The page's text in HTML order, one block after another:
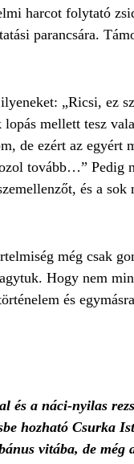
harcot folytató
parancsára.
„Ricsi, ez
mellett tesz
de ezért az egyért
tovább…” Pedig
és a
még csak
Hogy nem
és
a náci-nyilas
hozható Csurka
vitába, de még